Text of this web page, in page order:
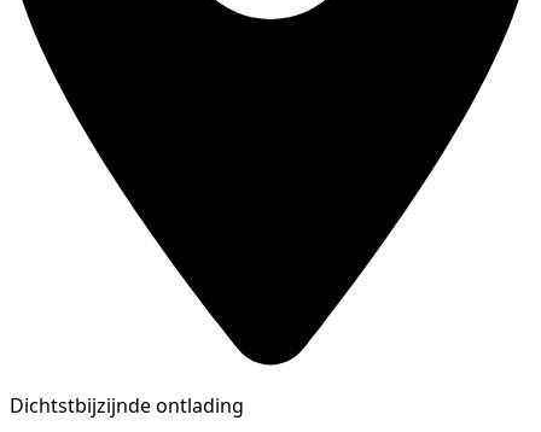
Dichtstbijzijnde ontlading